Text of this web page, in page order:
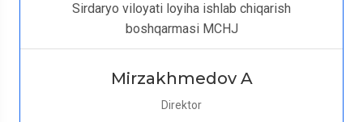
Sirdaryo viloyati loyiha ishlab chiqarish
boshqarmasi MCHJ
Mirzakhmedov A
Direktor